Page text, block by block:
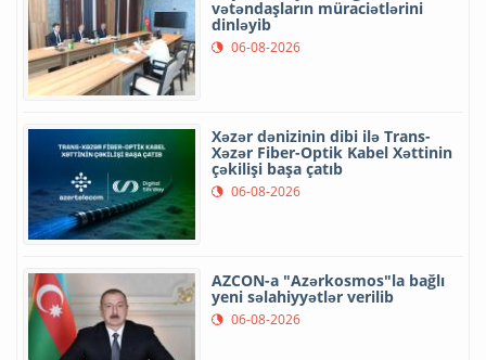
vətəndaşların müraciətlərini
dinləyib
06-08-2026
Xəzər dənizinin dibi ilə Trans-
Xəzər Fiber-Optik Kabel Xəttinin
çəkilişi başa çatıb
06-08-2026
AZCON-a "Azərkosmos"la bağlı
yeni səlahiyyətlər verilib
06-08-2026